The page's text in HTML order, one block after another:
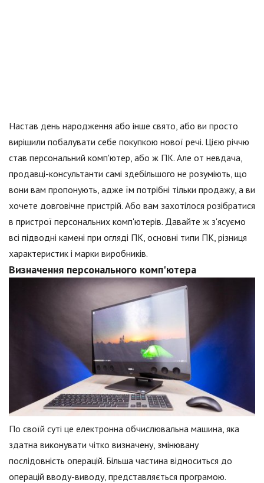
Настав день народження або інше свято, або ви просто
вирішили побалувати себе покупкою нової речі. Цією річчю
став персональний комп'ютер, або ж ПК. Але от невдача,
продавці-консультанти самі здебільшого не розуміють, що
вони вам пропонують, адже їм потрібні тільки продажу, а ви
хочете довговічне пристрій. Або вам захотілося розібратися
в пристрої персональних комп'ютерів. Давайте ж з'ясуємо
всі підводні камені при огляді ПК, основні типи ПК, різниця
характеристик і марки виробників.
Визначення персонального комп'ютера
По своїй суті це електронна обчислювальна машина, яка
здатна виконувати чітко визначену, змінювану
послідовність операцій. Більша частина відноситься до
операцій вводу-виводу, представляється програмою.